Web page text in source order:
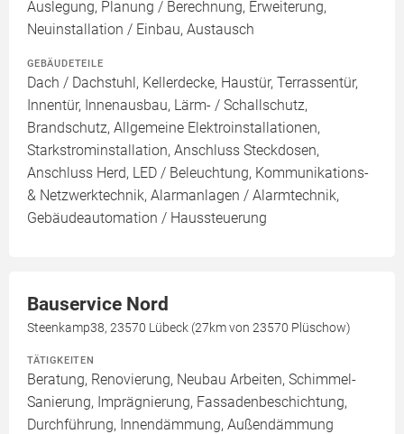
Auslegung, Planung / Berechnung, Erweiterung,
Neuinstallation / Einbau, Austausch
GEBÄUDETEILE
Dach / Dachstuhl, Kellerdecke, Haustür, Terrassentür,
Innentür, Innenausbau, Lärm- / Schallschutz,
Brandschutz, Allgemeine Elektroinstallationen,
Starkstrominstallation, Anschluss Steckdosen,
Anschluss Herd, LED / Beleuchtung, Kommunikations-
& Netzwerktechnik, Alarmanlagen / Alarmtechnik,
Gebäudeautomation / Haussteuerung
Bauservice Nord
Steenkamp38, 23570 Lübeck (27km von 23570 Plüschow)
TÄTIGKEITEN
Beratung, Renovierung, Neubau Arbeiten, Schimmel-
Sanierung, Imprägnierung, Fassadenbeschichtung,
Durchführung, Innendämmung, Außendämmung